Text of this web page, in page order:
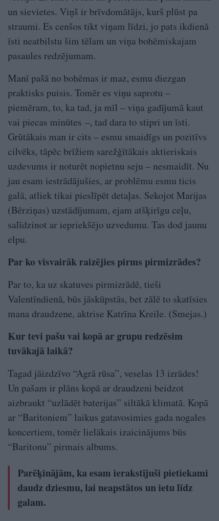
un sievietes. Viņš ir brīvdomātājs, kurš plūst pa
straumi. Es cenšos tikt viņam līdzi, jo pats ikdienā
īsti neatbilstu šim tēlam un viņa bohēmiskajam
pasaules redzējumam.
Manī pašā no bohēmas ir maz, esmu diezgan
praktisks puisis. Tomēr es viņu saprotu –
piemēram, to, ka tad, ja mīl – viņa gadījumā kaut
vai piecas minūtes –, tad dara to stipri un īsti.
Grūtākais man ir cits – esmu smaidīgs un pozitīvs
cilvēks, tāpēc brīžiem sarežģītākais aktieriskais
uzdevums ir noturēt nopietnu seju – nesmaidīt. Nu
jau esam iestrādājušies, ar problēmu esmu ticis
galā, atliek tikai pieslīpēt detaļas. Sekojot Marijas
(Bērziņas) uzstādījumam, ejam atšķirīgu ceļu,
salīdzinot ar iepriekšējo uzvedumu. Tas dod jaunu
elpu.
Par ko visvairāk raizējies pirms pirmizrādes?
Par to, ka uz skatuves pirmizrādē, tieši
Valentīndienā, būs jāskūpstās, bet zālē to skatīsies
mana draudzene, aktrise Katrīna Kreile. (Smejas.)
Kur tevi pašu vai kopā ar grupu redzēsim
tuvākajā laikā?
Tagad jāizdzīvo “Agrā rūsa”, veselas 13 izrādes!
Un pašam ir plāns kopā ar draudzeni beidzot
aizbraukt “uzlādēt baterijas” siltākā klimatā. Kopā
ar “Baritoniem” laikus gatavosimies gada nogales
koncertiem, tomēr lielākais izaicinājums būs
“Baritonu” pirmais albums.
Parēķinājām, ka esam ierakstījuši pietiekami
daudz dziesmu, lai neapstātos un ietu līdz
galam.